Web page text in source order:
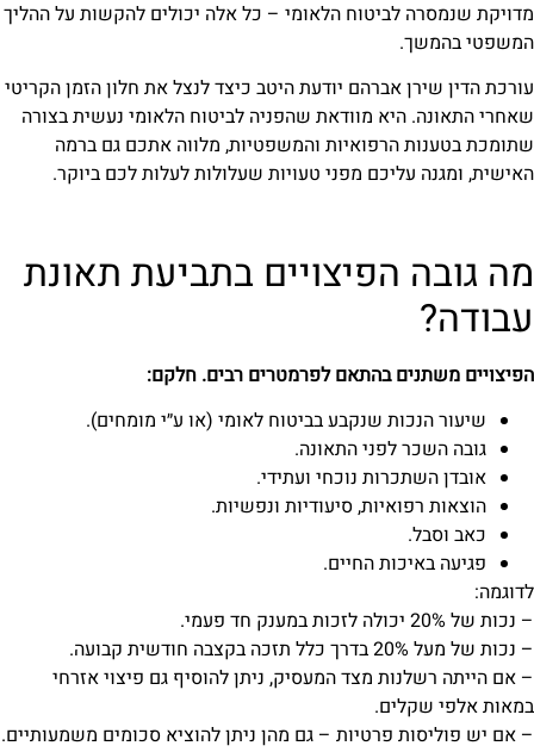
מדויקת שנמסרה לביטוח הלאומי – כל אלה יכולים להקשות על ההליך
המשפטי בהמשך.
עורכת הדין שירן אברהם יודעת היטב כיצד לנצל את חלון הזמן הקריטי
שאחרי התאונה. היא מוודאת שהפניה לביטוח הלאומי נעשית בצורה
שתומכת בטענות הרפואיות והמשפטיות, מלווה אתכם גם ברמה
האישית, ומגנה עליכם מפני טעויות שעלולות לעלות לכם ביוקר.
מה גובה הפיצויים בתביעת תאונת
עבודה?
הפיצויים משתנים בהתאם לפרמטרים רבים. חלקם:
שיעור הנכות שנקבע בביטוח לאומי (או ע״י מומחים).
גובה השכר לפני התאונה.
אובדן השתכרות נוכחי ועתידי.
הוצאות רפואיות, סיעודיות ונפשיות.
כאב וסבל.
פגיעה באיכות החיים.
לדוגמה:
– נכות של 20% יכולה לזכות במענק חד פעמי.
– נכות של מעל 20% בדרך כלל תזכה בקצבה חודשית קבועה.
– אם הייתה רשלנות מצד המעסיק, ניתן להוסיף גם פיצוי אזרחי
במאות אלפי שקלים.
– אם יש פוליסות פרטיות – גם מהן ניתן להוציא סכומים משמעותיים.